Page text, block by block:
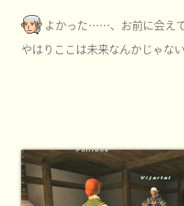
よかった……、お前に会え
やはりここは未来なんかじゃな